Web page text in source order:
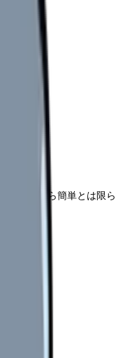
単発だから簡単とは限ら
す。